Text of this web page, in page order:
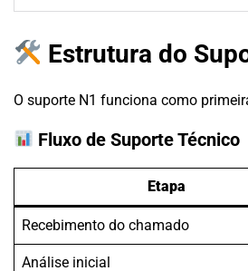
Estrutura do
O suporte N1 funciona como
Fluxo de Suporte Técnico
Etapa
Recebimento do chamado
Análise inicial